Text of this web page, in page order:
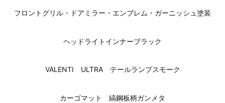
フロントグリル・ドアミラー・エンブレム・ガーニッシュ塗装
ヘッドライトインナーブラック
VALENTI ULTRA テールランプスモーク
カーゴマット 縞鋼板柄ガンメタ